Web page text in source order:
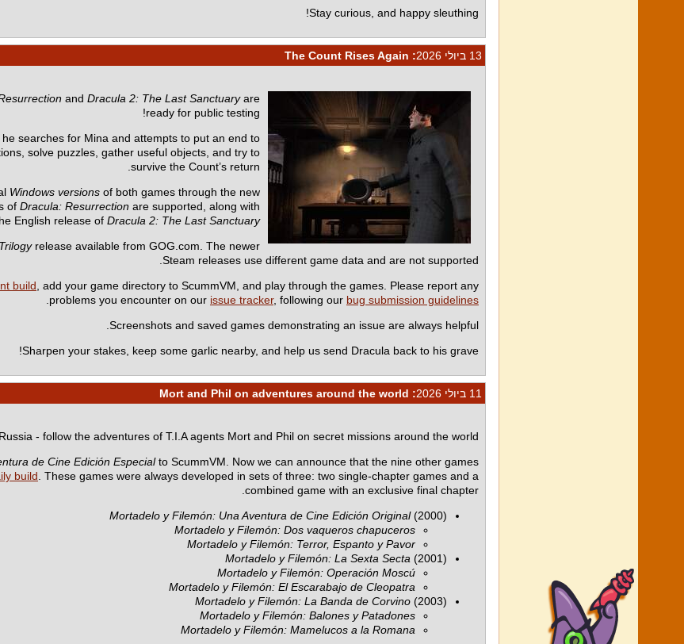
Stay curious, and happy sleuthing!
13 ביולי 2026
: The Count Rises Again
and Dracula 2: The Last Sanctuaryare
ready for public testing!
searches for Mina and attempts to put an end to
solve puzzles, gather useful objects, and try to
survive the Count’s return.
Windows versions of both games through the new
of Dracula: Resurrection are supported, along with
English release of Dracula 2: The Last Sanctuary
release available from GOG.com. The newer
Steam releases use different game data and are not supported.
build , add your game directory to ScummVM, and play through the games. Please report any
problems you encounter on our issue tracker, following our bug submission guidelines
Screenshots and saved games demonstrating an issue are always helpful.
Sharpen your stakes, keep some garlic nearby, and help us send Dracula back to his grave!
11 ביולי 2026
: Mort and Phil on adventures around the world
- follow the adventures of T.I.A agents Mort and Phil on secret missions around the world!
de Cine Edición Especialto ScummVM. Now we can announce that the nine other games
build . These games were always developed in sets of three: two single-chapter games and a
combined game with an exclusive final chapter.
Mortadelo y Filemón: Una Aventura de Cine Edición Original(2000)
Mortadelo y Filemón: Dos vaqueros chapuceros
Mortadelo y Filemón: Terror, Espanto y Pavor
Mortadelo y Filemón: La Sexta Secta (2001)
Mortadelo y Filemón: Operación Moscú
Mortadelo y Filemón: El Escarabajo de Cleopatra
Mortadelo y Filemón: La Banda de Corvino (2003)
Mortadelo y Filemón: Balones y Patadones
Mortadelo y Filemón: Mamelucos a la Romana